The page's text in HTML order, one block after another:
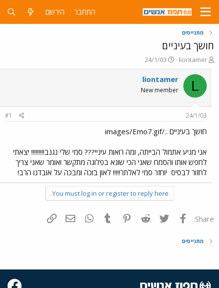
התחבר הירשם
מתגייסים
חושך בעיניים
פ
ו
ת
ח
ה
ש
א
liontamer
פ
ו
ר
ם
ר
24/1/03
L
liontamer
New member
24/1/03
#1
חושך בעיניים ../images/Emo7.gif
אני מגיע אתמול הבייתה, ומה רואות עיניי??? סמי שלי נגנב!!!!!!!!! יצאתי
לחפש אותו והסמח שאני הכי שונא בפלוגה מתקשר ואומר שאני צריך
לחזור לבסיס יוחזר סמי לאלתר!!!!! לאון בוכה ומבכה על אובדנו הרב!
You must log in or register to reply here.
Share: פייסבוק Twitter
Reddit
Pinterest
Tumblr
WhatsAppדואר אלקטרוני
מתגייסים